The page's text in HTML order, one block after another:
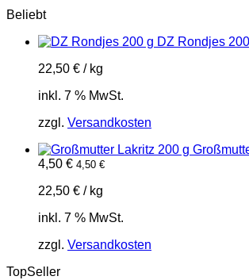
Beliebt
DZ Rondjes
22,50 € / kg
inkl. 7 % MwSt.
zzgl. Versandkosten
4,50 € 4,50 €
22,50 € / kg
inkl. 7 % MwSt.
zzgl. Versandkosten
TopSeller